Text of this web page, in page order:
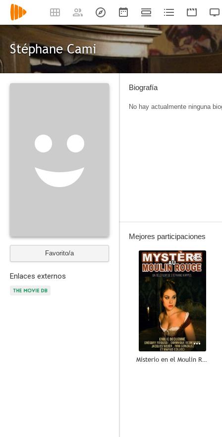
Stéphane Cami
Favorito/a
Enlaces externos
Biografía
No hay actualmente ninguna
Mejores participaciones
8.5
Misterio en el Moulin Rouge